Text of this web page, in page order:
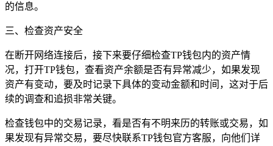
的信息。
三、检查资产安全
在断开网络连接后，接下来要仔细检查TP钱包内的资产情
况，打开TP钱包，查看资产余额是否有异常减少，如果发现
资产有变动，要及时记录下具体的变动金额和时间，这对于后
续的调查和追损非常关键。
检查钱包中的交易记录，看是否有不明来历的转账或交易，如
果发现有异常交易，要尽快联系TP钱包官方客服，向他们详